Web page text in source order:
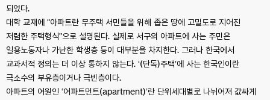
되었다.
대학 교재에 “아파트란 무주택 서민들을 위해 좁은 땅에 고밀도로 지어진
저렴한 주택형식”으로 설명된다. 실제로 서구의 아파트에 사는 주민은
일용노동자나 가난한 학생층 등이 대부분을 차지한다. 그러나 한국에서
교과서적 정의는 더 이상 통하지 않는다. ‘(단독)주택’에 사는 한국인이란
극소수의 부유층이거나 극빈층이다.
아파트의 어원인 ‘어파트먼트(apartment)’란 단위세대별로 나뉘어져 값싸게